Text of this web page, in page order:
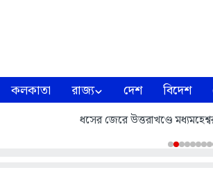
কলকাতা রাজ্য দেশ বিদেশ
ধসের জেরে উত্তরাখণ্ডে